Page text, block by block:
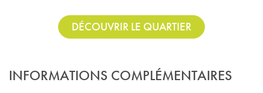
DÉCOUVRIR LE QUARTIER
INFORMATIONS COMPLÉMENTAIRES